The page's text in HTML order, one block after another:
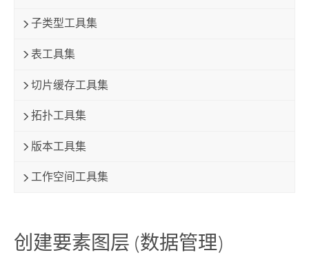
子类型工具集
表工具集
切片缓存工具集
拓扑工具集
版本工具集
工作空间工具集
创建要素图层 (数据管理)